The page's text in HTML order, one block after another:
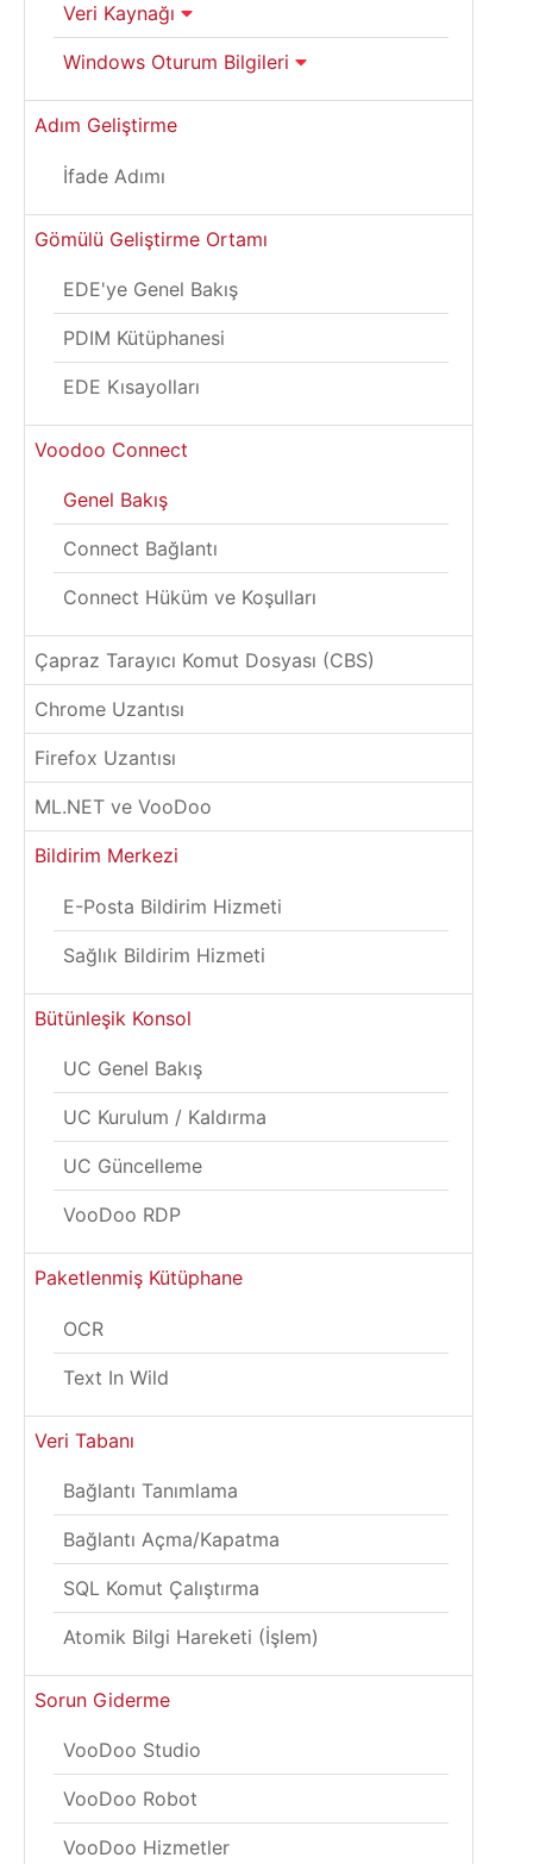
Veri Kaynağı
Windows Oturum Bilgileri
Adım Geliştirme
İfade Adımı
Gömülü Geliştirme Ortamı
EDE'ye Genel Bakış
PDIM Kütüphanesi
EDE Kısayolları
Voodoo Connect
Genel Bakış
Connect Bağlantı
Connect Hüküm ve Koşulları
Çapraz Tarayıcı Komut Dosyası (CBS)
Chrome Uzantısı
Firefox Uzantısı
ML.NET ve VooDoo
Bildirim Merkezi
E-Posta Bildirim Hizmeti
Sağlık Bildirim Hizmeti
Bütünleşik Konsol
UC Genel Bakış
UC Kurulum / Kaldırma
UC Güncelleme
VooDoo RDP
Paketlenmiş Kütüphane
OCR
Text In Wild
Veri Tabanı
Bağlantı Tanımlama
Bağlantı Açma/Kapatma
SQL Komut Çalıştırma
Atomik Bilgi Hareketi (İşlem)
Sorun Giderme
VooDoo Studio
VooDoo Robot
VooDoo Hizmetler